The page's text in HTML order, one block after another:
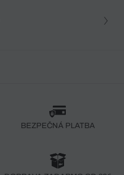
BEZPEČNÁ PLATBA